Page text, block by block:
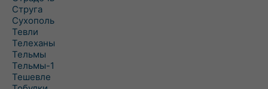
Струга
Сухополь
Тевли
Телеханы
Тельмы
Тельмы-1
Тешевле